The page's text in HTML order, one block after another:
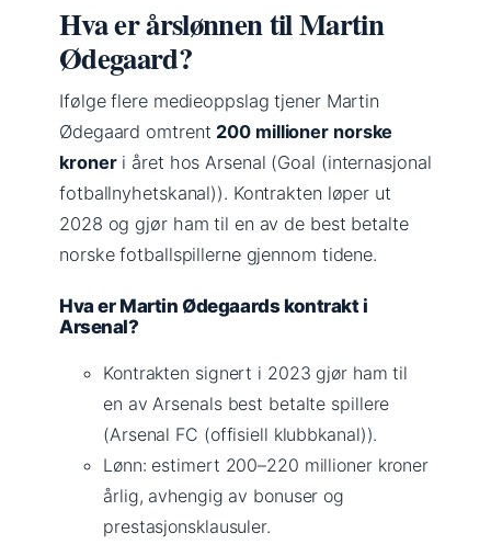
Hva er årslønnen til Martin
Ødegaard?
Ifølge flere medieoppslag tjener Martin
Ødegaard omtrent 200 millioner norske
kroneri året hos Arsenal (Goal (internasjonal
fotballnyhetskanal)). Kontrakten løper ut
2028 og gjør ham til en av de best betalte
norske fotballspillerne gjennom tidene.
Hva er Martin Ødegaards kontrakt i
Arsenal?
Kontrakten signert i 2023 gjør ham til
en av Arsenals best betalte spillere
(Arsenal FC (offisiell klubbkanal)).
Lønn: estimert 200–220 millioner kroner
årlig, avhengig av bonuser og
prestasjonsklausuler.